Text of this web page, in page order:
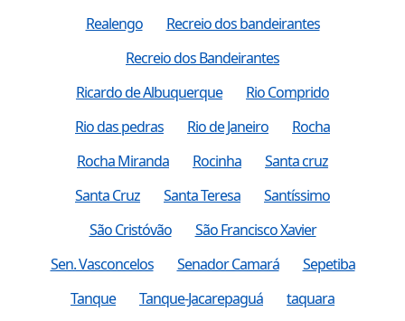
Realengo
Recreio dos bandeirantes
Recreio dos Bandeirantes
Ricardo de Albuquerque
Rio Comprido
Rio das pedras
Rio de Janeiro
Rocha
Rocha Miranda
Rocinha
Santa cruz
Santa Cruz
Santa Teresa
Santíssimo
São Cristóvão
São Francisco Xavier
Sen. Vasconcelos
Senador Camará
Sepetiba
Tanque
Tanque-Jacarepaguá
taquara